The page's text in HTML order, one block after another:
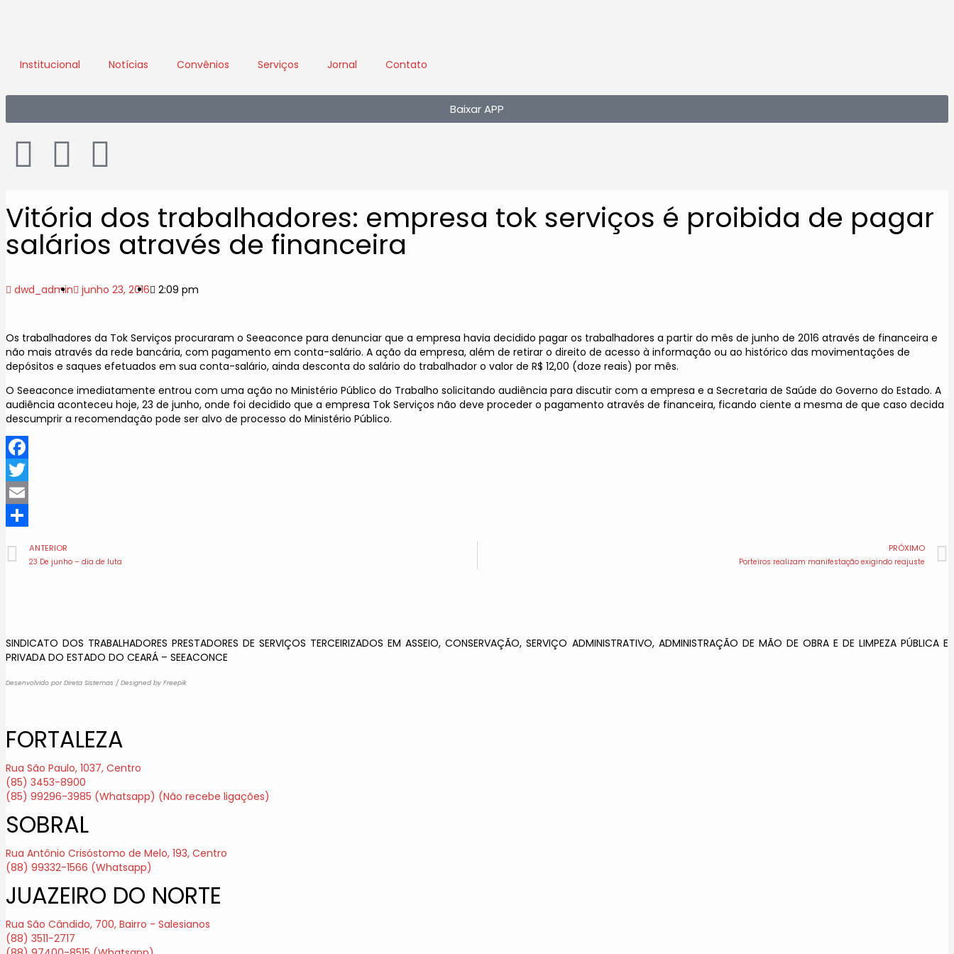
Institucional Notícias Convênios Serviços Jornal Contato
Baixar APP
Vitória dos trabalhadores: empresa tok serviços é proibida de pagar
salários através de financeira
dwd_admin junho 23, 2016 2:09 pm
Os trabalhadores da Tok Serviços procuraram o Seeaconce para denunciar que a empresa havia decidido pagar os trabalhadores a partir do mês de junho de 2016 através de financeira e
não mais através da rede bancária, com pagamento em conta-salário. A ação da empresa, além de retirar o direito de acesso à informação ou ao histórico das movimentações de
depósitos e saques efetuados em sua conta-salário, ainda desconta do salário do trabalhador o valor de R$ 12,00 (doze reais) por mês.
O Seeaconce imediatamente entrou com uma ação no Ministério Público do Trabalho solicitando audiência para discutir com a empresa e a Secretaria de Saúde do Governo do Estado. A
audiência aconteceu hoje, 23 de junho, onde foi decidido que a empresa Tok Serviços não deve proceder o pagamento através de financeira, ficando ciente a mesma de que caso decida
descumprir a recomendação pode ser alvo de processo do Ministério Público.
Facebook
Twitter
Email
ANTERIOR
23 De junho – dia de luta
PRÓXIMO
Porteiros realizam manifestação exigindo reajuste
SINDICATO DOS TRABALHADORES PRESTADORES DE SERVIÇOS TERCEIRIZADOS EM ASSEIO, CONSERVAÇÃO, SERVIÇO ADMINISTRATIVO, ADMINISTRAÇÃO DE MÃO DE OBRA E DE LIMPEZA PÚBLICA E
PRIVADA DO ESTADO DO CEARÁ – SEEACONCE
Desenvolvido por Direta Sistemas /Designed by Freepik
FORTALEZA
Rua São Paulo, 1037, Centro
(85) 3453-8900
(85) 99296-3985 (Whatsapp) (Não recebe ligações)
SOBRAL
Rua Antônio Crisóstomo de Melo, 193, Centro
(88) 99332-1566 (Whatsapp)
JUAZEIRO DO NORTE
Rua São Cândido, 700, Bairro - Salesianos
(88) 3511-2717